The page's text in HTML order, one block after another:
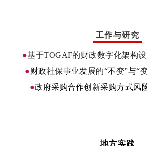
工作与研究
●基于TOGAF的财政数字化架构
●财政社保事业发展的“不变”与“
●政府采购合作创新采购方式风
地方实践